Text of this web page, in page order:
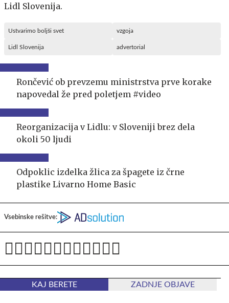
Lidl Slovenija.
Ustvarimo boljši svet vzgoja
Lidl Slovenija advertorial
Rončević ob prevzemu ministrstva prve korake
napovedal že pred poletjem #video
Reorganizacija v Lidlu: v Sloveniji brez dela
okoli 50 ljudi
Odpoklic izdelka žlica za špagete iz črne
plastike Livarno Home Basic
Vsebinske rešitve:
KAJ BERETE ZADNJE OBJAVE